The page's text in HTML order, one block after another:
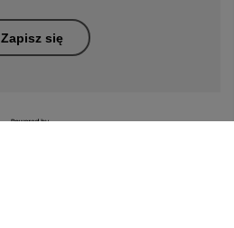
Zapisz się